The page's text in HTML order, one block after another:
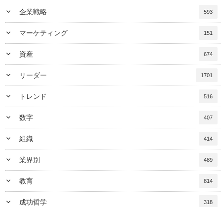
keyboard_arrow_down 企業戦略 593
keyboard_arrow_down マーケティング 151
keyboard_arrow_down 資産 674
keyboard_arrow_down リーダー 1701
keyboard_arrow_down トレンド 516
keyboard_arrow_down 数字 407
keyboard_arrow_down 組織 414
keyboard_arrow_down 業界別 489
keyboard_arrow_down 教育 814
keyboard_arrow_down 成功哲学 318